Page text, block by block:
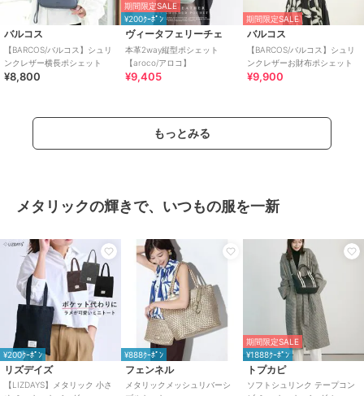
バルコス
【BARCOS/バルコス】シュリ
ンクレザー横長ポシェット
¥8,800
期間限定SALE
¥200ｸｰﾎﾟﾝ
ヴィータフェリーチェ
本革2way縦型ポシェット
【aroco/アロコ】
¥9,405
期間限定SALE
バルコス
【BARCOS/バルコス】シュリ
ンクレザーお財布ポシェット
¥9,900
もっとみる
メタリックの輝きで、いつもの服を一新
¥200ｸｰﾎﾟﾝ
リズデイズ
【LIZDAYS】メタリック 小さ
¥888ｸｰﾎﾟﾝ
フェンネル
メタリックメッシュリバーシ
期間限定SALE
¥1888ｸｰﾎﾟﾝ
トプカピ
ソフトシュリンク テープコン